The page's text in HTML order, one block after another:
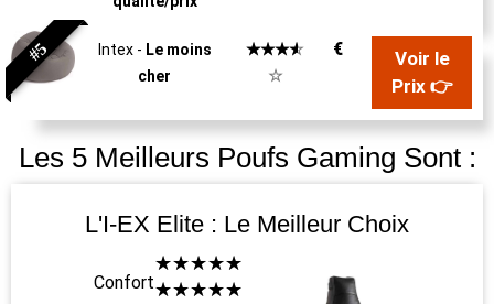
#5 Intex - Le moins
cher
☆☆☆☆
☆
€
Voir le
Prix 👉
Les 5 Meilleurs Poufs Gaming Sont :
L'I-EX Elite : Le Meilleur Choix
Confort
☆☆☆☆☆
☆☆☆☆☆